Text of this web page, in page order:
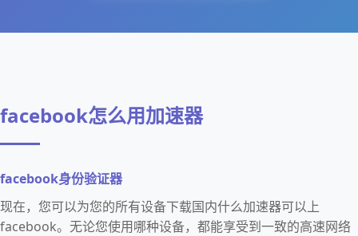
facebook怎么用加速器
facebook身份验证器
现在，您可以为您的所有设备下载国内什么加速器可以上
facebook。无论您使用哪种设备，都能享受到一致的高速网络